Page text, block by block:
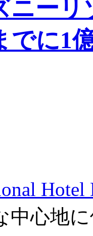
ニーリ
でに1
Hotel
中心地